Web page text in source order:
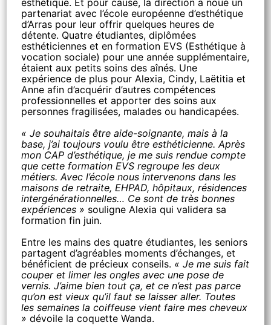
esthétique. Et pour cause, la direction a noué un
partenariat avec l’école européenne d’esthétique
d’Arras pour leur offrir quelques heures de
détente. Quatre étudiantes, diplômées
esthéticiennes et en formation EVS (Esthétique à
vocation sociale) pour une année supplémentaire,
étaient aux petits soins des aînés. Une
expérience de plus pour Alexia, Cindy, Laëtitia et
Anne afin d’acquérir d’autres compétences
professionnelles et apporter des soins aux
personnes fragilisées, malades ou handicapées.
« Je souhaitais être aide-soignante, mais à la
base, j’ai toujours voulu être esthéticienne. Après
mon CAP d’esthétique, je me suis rendue compte
que cette formation EVS regroupe les deux
métiers. Avec l’école nous intervenons dans les
maisons de retraite, EHPAD, hôpitaux, résidences
intergénérationnelles… Ce sont de très bonnes
expériences » souligne Alexia qui validera sa
formation fin juin.
Entre les mains des quatre étudiantes, les seniors
partagent d’agréables moments d’échanges, et
bénéficient de précieux conseils. « Je me suis fait
couper et limer les ongles avec une pose de
vernis. J’aime bien tout ça, et ce n’est pas parce
qu’on est vieux qu’il faut se laisser aller. Toutes
les semaines la coiffeuse vient faire mes cheveux
»dévoile la coquette Wanda.